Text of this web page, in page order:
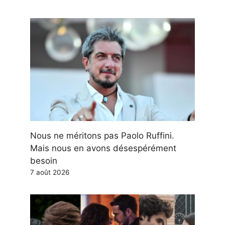
Nous ne méritons pas Paolo Ruffini.
Mais nous en avons désespérément
besoin
7 août 2026